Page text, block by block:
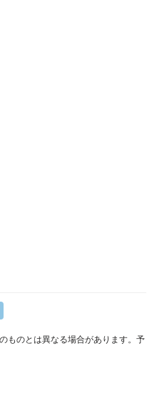
ものとは異なる場合があります。予